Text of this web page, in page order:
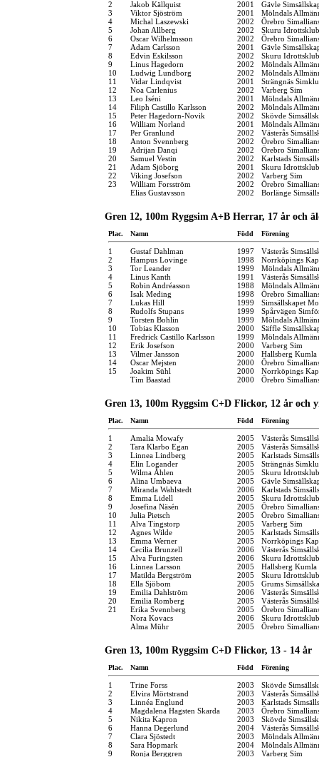
2
Jakob Källquist 2001
Gävle
3
Viktor Sjöström 2001
Mölndals
4
Michal Laszewski 2002
Örebro
5
Johan Allberg 2002
Skuru
6
Oscar Wilhelmsson 2002
Örebro
7
Adam Carlsson 2001
Gävle
8
Edvin Eskilsson 2002
Skuru
9
Linus Hagedorn 2002
Mölndals
10
Ludwig Lundborg 2002
Mölndals
11
Vidar Lindqvist 2001
Strängnäs
12
Noa Carlenius 2002
Varberg Sim
13
Leo Iséni 2001
Mölndals
14
Filiph Castillo Karlsson 2002
Mölndals
15
Peter Hagedorn-Novik 2002
Skövde
16
William Norland 2001
Mölndals
17
Per Granlund 2002
Västerås
18
Anton Svennberg 2002
Örebro
19
Adrijan Danqi 2002
Örebro
20
Samuel Vestin 2002
Karlstads
21
Adam Sjöborg 2001
Skuru
22
Viking Josefson 2002
Varberg Sim
23
William Forsström 2002
Örebro
Elias Gustavsson
2002 Borlänge
Gren 12, 100m Ryggsim A+B Herrar, 17 år och
Plac. Namn Född Förening
1 Gustaf Dahlman 1997
Västerås
2
Hampus Lovinge 1998
Norrköpings
3
Tor Leander 1999
Mölndals
4
Linus Kanth 1991
Västerås
5
Robin Andréasson 1988
Mölndals
6
Isak Meding 1998
Örebro
7
Lukas Hill 1999
Simsällskapet
8
Rudolfs Stupans 1999
Spårvägen
9
Torsten Bohlin 1999
Mölndals
10
Tobias Klasson 2000
Säffle
11
Fredrick Castillo Karlsson 1999
Mölndals
12
Erik Josefson 2000
Varberg Sim
13
Vilmer Jansson 2000
Hallsberg
14
Oscar Mejsten 2000
Örebro
15
Joakim Sühl 2000
Norrköpings
Tim Baastad
2000 Örebro
Gren 13, 100m Ryggsim C+D Flickor, 12 år och
Plac. Namn Född Förening
1 Amalia Mowafy 2005
Västerås
2
Tara Klarbo Egan 2005
Västerås
3
Linnea Lindberg 2005
Karlstads
4
Elin Logander 2005
Strängnäs
5
Wilma Åhlen 2005
Skuru
6
Alina Umbaeva 2005
Gävle
7
Miranda Wahlstedt 2006
Karlstads
8
Emma Lidell 2005
Skuru
9
Josefina Näsén 2005
Örebro
10
Julia Pietsch 2005
Örebro
11
Alva Tingstorp 2005
Varberg Sim
12
Agnes Wilde 2005
Karlstads
13
Emma Werner 2005
Norrköpings
14
Cecilia Brunzell 2006
Västerås
15
Alva Furingsten 2006
Skuru
16
Linnea Larsson 2005
Hallsberg
17
Matilda Bergström 2005
Skuru
18
Ella Sjöbom 2005
Grums
19
Emilia Dahlström 2006
Västerås
20
Emilia Romberg 2005
Västerås
21
Erika Svennberg 2005
Örebro
Nora Kovacs
2006
Skuru
Alma Mühr
2005 Örebro
Gren 13, 100m Ryggsim C+D Flickor, 13 - 14 år
Plac. Namn Född Förening
1 Trine Forss 2003
Skövde
2
Elvira Mörtstrand 2003
Västerås
3
Linnéa Englund 2003
Karlstads
4
Magdalena Hagsten Skarda 2003
Örebro
5
Nikita Kapron 2003
Skövde
6
Hanna Degerlund 2004
Västerås
7
Clara Sjöstedt 2003
Mölndals
8
Sara Hopmark 2004
Mölndals
9
Ronja Berggren 2003 Varberg Sim